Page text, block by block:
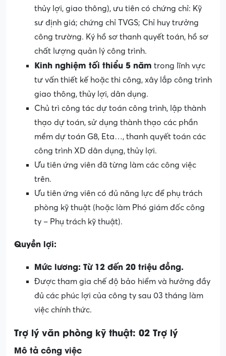
thủy lợi, giao thông), ưu tiên có chứng chỉ: Kỹ
sư định giá; chứng chỉ TVGS; Chỉ huy trưởng
công trường. Ký hồ sơ thanh quyết toán, hồ sơ
chất lượng quản lý công trình.
Kinh nghiệm tối thiểu 5 năm trong lĩnh vực
tư vấn thiết kế hoặc thi công, xây lắp công trình
giao thông, thủy lợi, dân dụng.
Chủ trì công tác dự toán công trình, lập thành
thạo dự toán, sử dụng thành thạo các phần
mềm dự toán G8, Eta…, thanh quyết toán các
công trình XD dân dụng, thủy lợi.
Ưu tiên ứng viên đã từng làm các công việc
trên.
Ưu tiên ứng viên có đủ năng lực để phụ trách
phòng kỹ thuật (hoặc làm Phó giám đốc công
ty – Phụ trách kỹ thuật).
Quyền lợi:
Mức lương: Từ 12 đến 20 triệu đồng.
Được tham gia chế độ bảo hiểm và hưởng đầy
đủ các phúc lợi của công ty sau 03 tháng làm
việc chính thức.
Trợ lý văn phòng kỹ thuật: 02 Trợ lý
Mô tả công việc